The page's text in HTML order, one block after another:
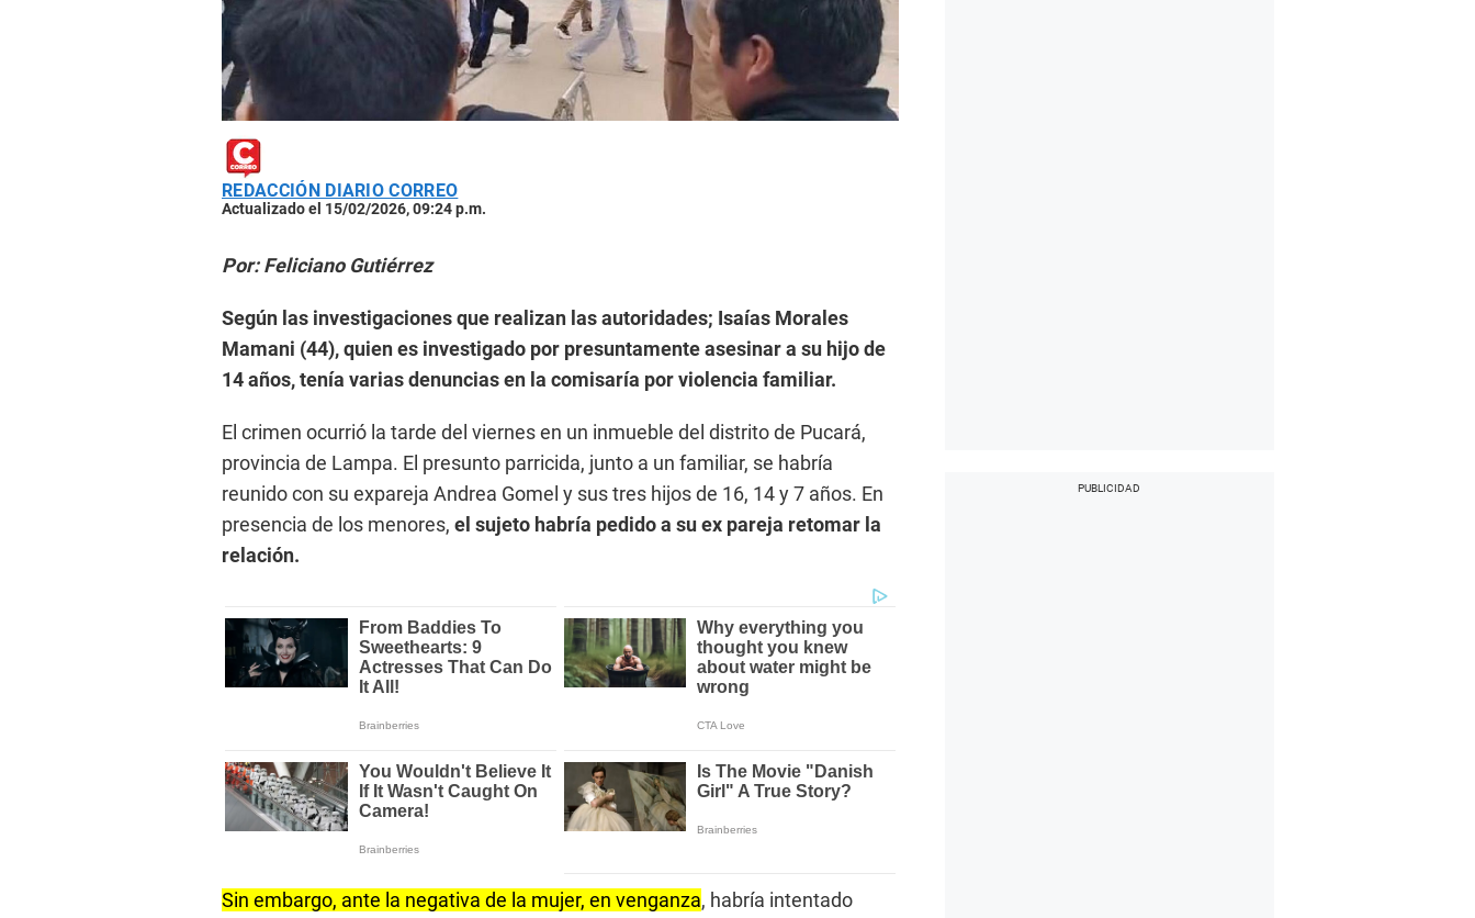
REDACCIÓN DIARIO CORREO
Actualizado el 15/02/2026, 09:24 p.m.
Por: Feliciano Gutiérrez
Según las investigaciones que realizan las autoridades; Isaías Morales
Mamani (44), quien es investigado por presuntamente asesinar a su hijo de
14 años, tenía varias denuncias en la comisaría por violencia familiar.
El crimen ocurrió la tarde del viernes en un inmueble del distrito de Pucará,
provincia de Lampa. El presunto parricida, junto a un familiar, se habría
reunido con su expareja Andrea Gomel y sus tres hijos de 16, 14 y 7 años. En
presencia de los menores, el sujeto habría pedido a su ex pareja retomar la
relación.
Sin embargo, ante la negativa de la mujer, en venganza, habría intentado